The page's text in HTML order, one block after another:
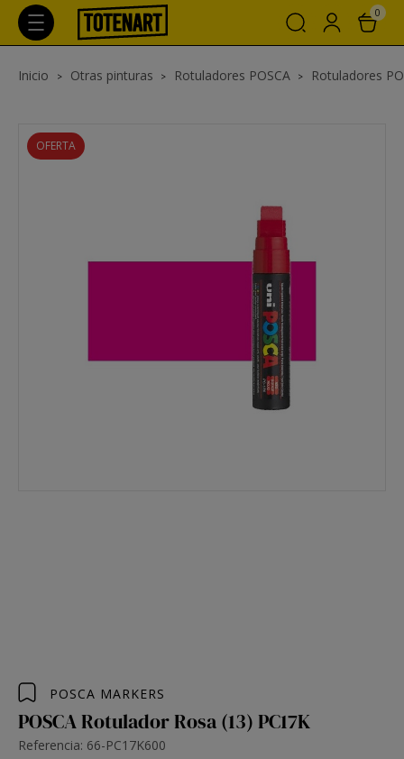
0
Inicio Otras pinturas Rotuladores POSCA Rotuladores
OFERTA
POSCA MARKERS
POSCA Rotulador Rosa (13) PC17K
Referencia: 66-PC17K600